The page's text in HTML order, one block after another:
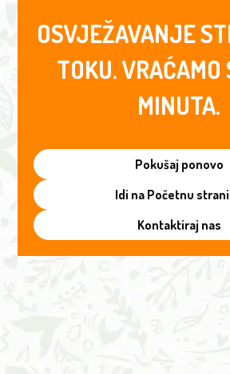
OSVJEŽAVANJE
TOKU. VRAĆAMO
MINUTA.
Pokušaj ponovo
Idi na Početnu
Kontaktiraj nas